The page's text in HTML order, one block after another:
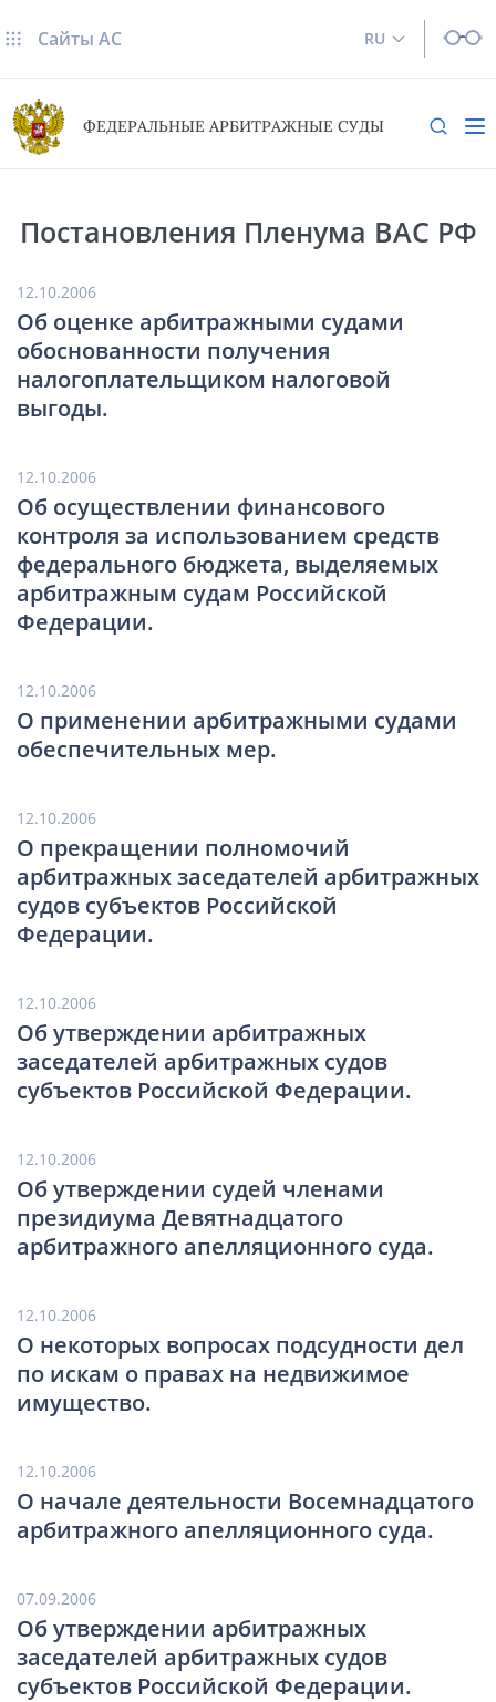
RU
Сайты AC
ФЕДЕРАЛЬНЫЕ АРБИТРАЖНЫЕ СУДЫ
Постановления Пленума ВАС РФ
12.10.2006
Об оценке арбитражными судами
обоснованности получения
налогоплательщиком налоговой
выгоды.
12.10.2006
Об осуществлении финансового
контроля за использованием средств
федерального бюджета, выделяемых
арбитражным судам Российской
Федерации.
12.10.2006
О применении арбитражными судами
обеспечительных мер.
12.10.2006
О прекращении полномочий
арбитражных заседателей арбитражных
судов субъектов Российской
Федерации.
12.10.2006
Об утверждении арбитражных
заседателей арбитражных судов
субъектов Российской Федерации.
12.10.2006
Об утверждении судей членами
президиума Девятнадцатого
арбитражного апелляционного суда.
12.10.2006
О некоторых вопросах подсудности дел
по искам о правах на недвижимое
имущество.
12.10.2006
О начале деятельности Восемнадцатого
арбитражного апелляционного суда.
07.09.2006
Об утверждении арбитражных
заседателей арбитражных судов
субъектов Российской Федерации.